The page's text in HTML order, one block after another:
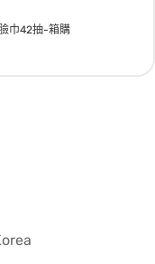
巾42抽-箱購